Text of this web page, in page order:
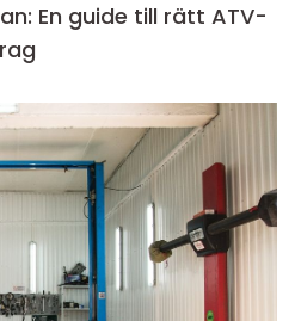
En guide till rätt ATV-